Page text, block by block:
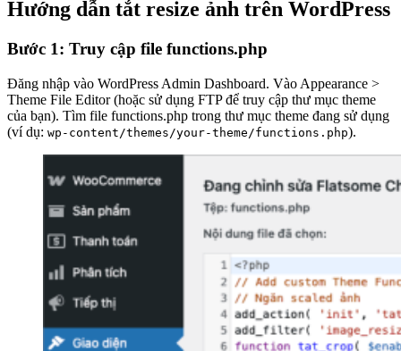
Hướng dẫn tắt resize ảnh trên WordPress
Bước 1: Truy cập file functions.php
Đăng nhập vào WordPress Admin Dashboard. Vào Appearance >
Theme File Editor (hoặc sử dụng FTP để truy cập thư mục theme
của bạn). Tìm file functions.php trong thư mục theme đang sử dụng
(ví dụ: wp-content/themes/your-theme/functions.php).